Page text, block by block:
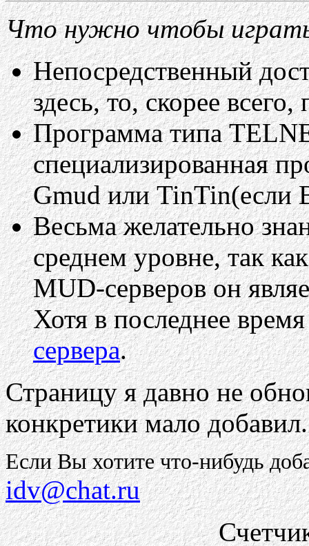
Что нужно чтобы
Непосредственный
здесь, то, скорее
Программа типа
специализированная
Gmud или
Весьма желательно
среднем уровне, так
MUD-серверов он
Хотя в последнее
сервера.
Страницу я давно не
конкретики мало добавил.
Если Вы хотите что-нибудь
idv@chat.ru